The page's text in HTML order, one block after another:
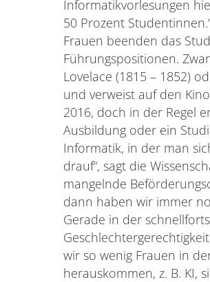
Informatikvorlesungen
50 Prozent
Frauen beenden das
Führungspositionen.
Lovelace (1815 – 1852)
und verweist auf den
2016, doch in der Regel
Ausbildung oder ein
Informatik, in der man
drauf“, sagt die
mangelnde
dann haben wir immer
Gerade in der
wir so wenig Frauen in
herauskommen, z. B. KI,